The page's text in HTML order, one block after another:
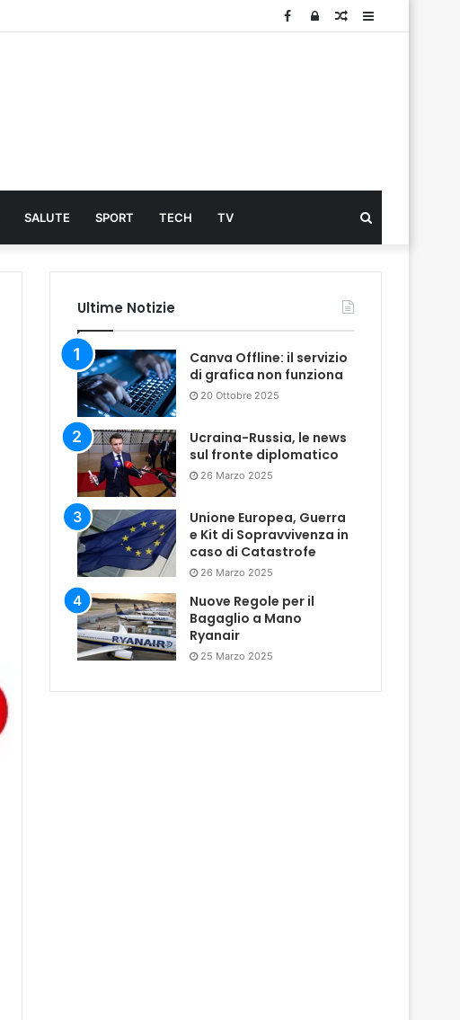
Sidebar
Articolo
Log
Facebook
SALUTE SPORT TECH TV
...
Ultime Notizie
Canva Offline: il servizio
di grafica non funziona
20 Ottobre 2025
Ucraina-Russia, le news
sul fronte diplomatico
26 Marzo 2025
Unione Europea, Guerra
e Kit di Sopravvivenza in
caso di Catastrofe
26 Marzo 2025
Nuove Regole per il
Bagaglio a Mano
Ryanair
25 Marzo 2025